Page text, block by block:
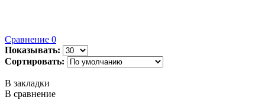
Сравнение 0
Показывать:
Сортировать:
В закладки
В сравнение